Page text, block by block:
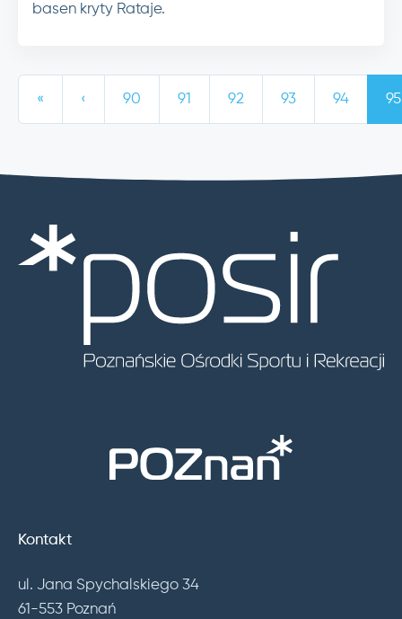
basen kryty Rataje.
« ‹ 90 91 92 93 94 95
Kontakt
ul. Jana Spychalskiego 34
61-553 Poznań